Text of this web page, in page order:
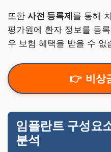
또한 사전 등록제를 통해
평가원에 환자 정보를 등
우 보험 혜택을 받을 수 없
비상
임플란트 구성요
분석